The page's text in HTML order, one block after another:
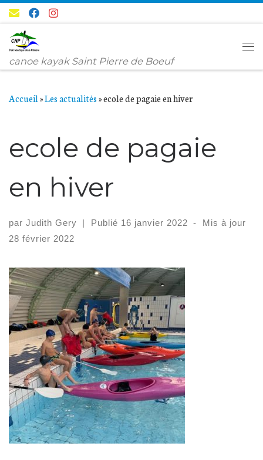
Passer au contenu
canoe kayak Saint Pierre de Boeuf
Accueil»Les actualités»ecole de pagaie en hiver
ecole de pagaie
en hiver
par Judith Gery | Publié 16 janvier 2022 -
Mis à jour
28 février 2022